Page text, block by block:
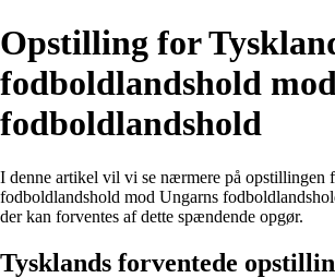
Opstilling for
fodboldlandshold
fodboldlandshold
I denne artikel vil vi se nærmere på opstillingen
fodboldlandshold mod Ungarns
der kan forventes af dette spændende opgør.
Tysklands forventede